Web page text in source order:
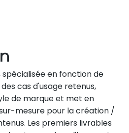
spécialisée en fonction de
cas d'usage retenus,
de marque et met en
mesure pour la création /
Les premiers livrables